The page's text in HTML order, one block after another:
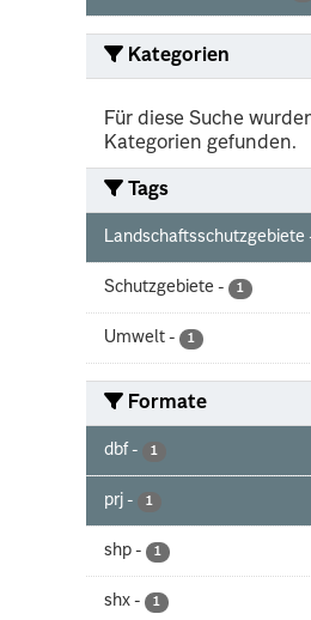
Kategorien
Für diese Suche
Kategorien gefunden.
Tags
Landschaftsschutzgebiete
Schutzgebiete - 1
Umwelt - 1
Formate
dbf - 1
prj - 1
shp - 1
shx - 1